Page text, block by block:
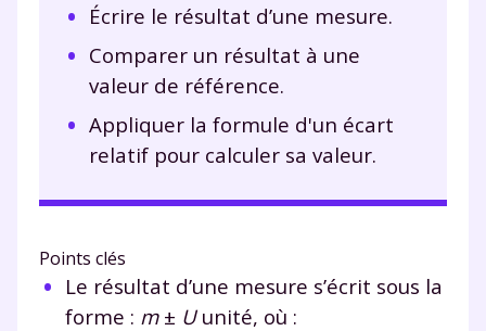
Écrire le résultat d’une mesure.
Comparer un résultat à une
valeur de référence.
Appliquer la formule d'un écart
relatif pour calculer sa valeur.
Points clés
Le résultat d’une mesure s’écrit sous la
forme : m± Uunité, où :